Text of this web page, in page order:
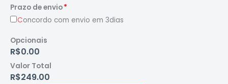
Prazo de envio*
Concordo com envio em 3dias
Opcionais
R$0.00
Valor Total
R$249.00